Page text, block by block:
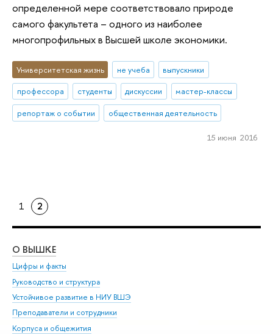
определенной мере соответствовало природе
самого факультета – одного из наиболее
многопрофильных в Высшей школе экономики.
Университетская жизнь не учеба
выпускники
профессора
студенты дискуссии
мастер-классы
репортаж о событии
общественная деятельность
15 июня 2016
1 2
О ВЫШКЕ
Цифры и факты
Руководство и структура
Устойчивое развитие в НИУ ВШЭ
Преподаватели и сотрудники
Корпуса и общежития